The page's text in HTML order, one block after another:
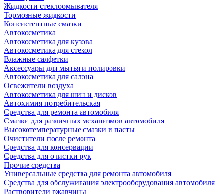
Жидкости стеклоомывателя
Тормозные жидкости
Консистентные смазки
Автокосметика
Автокосметика для кузова
Автокосметика для стекол
Влажные салфетки
Аксессуары для мытья и полировки
Автокосметика для салона
Освежители воздуха
Автокосметика для шин и дисков
Автохимия потребительская
Средства для ремонта автомобиля
Смазки для различных механизмов автомобиля
Высокотемпературные смазки и пасты
Очистители после ремонта
Средства для консервации
Средства для очистки рук
Прочие средства
Универсальные средства для ремонта автомобиля
Средства для обслуживания электрооборудования автомобиля
Растворители ржавчины